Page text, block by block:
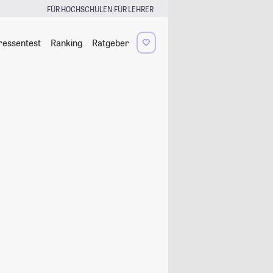
FÜR HOCHSCHULEN|FÜR LEHRER
Ranking Ratgeber